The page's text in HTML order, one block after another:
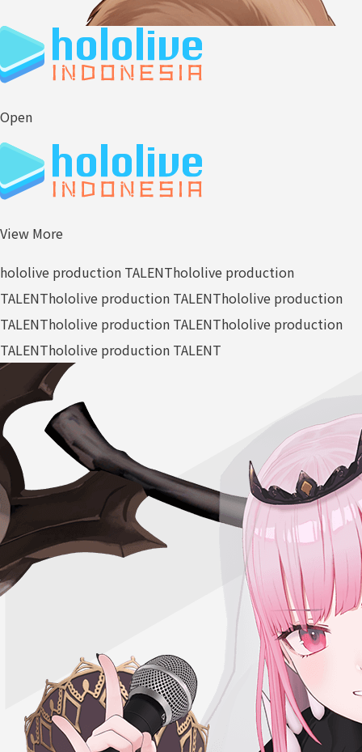
Open
View More
hololive production TALENThololive production
TALENThololive production TALENThololive production
TALENThololive production TALENThololive production
TALENThololive production TALENT